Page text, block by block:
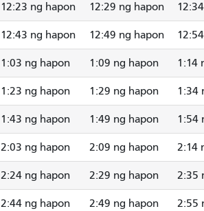
12:23 ng hapon 12:29 ng hapon
12:43 ng hapon 12:49 ng hapon
1:03 ng hapon 1:09 ng hapon 1:14
1:23 ng hapon 1:29 ng hapon 1:34
1:43 ng hapon 1:49 ng hapon 1:54
2:03 ng hapon 2:09 ng hapon 2:14
2:24 ng hapon 2:29 ng hapon 2:35
2:44 ng hapon 2:49 ng hapon 2:55